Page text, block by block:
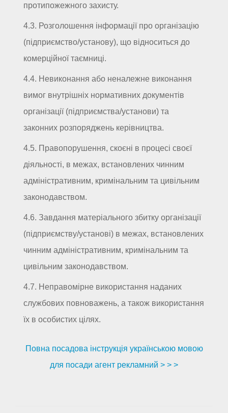
протипожежного захисту.
4.3. Розголошення інформації про організацію
(підприємство/установу), що відноситься до
комерційної таємниці.
4.4. Невиконання або неналежне виконання
вимог внутрішніх нормативних документів
організації (підприємства/установи) та
законних розпоряджень керівництва.
4.5. Правопорушення, скоєні в процесі своєї
діяльності, в межах, встановлених чинним
адміністративним, кримінальним та цивільним
законодавством.
4.6. Завдання матеріального збитку організації
(підприємству/установі) в межах, встановлених
чинним адміністративним, кримінальним та
цивільним законодавством.
4.7. Неправомірне використання наданих
службових повноважень, а також використання
їх в особистих цілях.
Повна посадова інструкція українською мовою
для посади агент рекламний > > >